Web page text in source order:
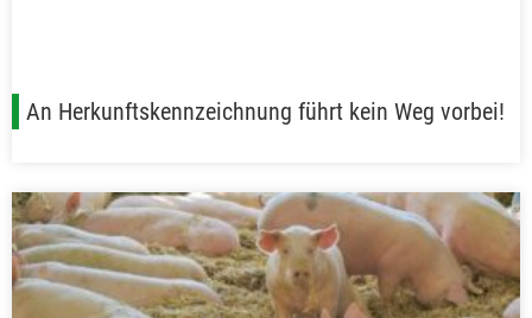
An Herkunftskennzeichnung führt kein Weg vorbei!